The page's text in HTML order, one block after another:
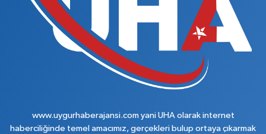
www.uygurhaberajansi.com yani UHA olarak internet
haberciliğinde temel amacımız, gerçekleri bulup ortaya çıkarmak